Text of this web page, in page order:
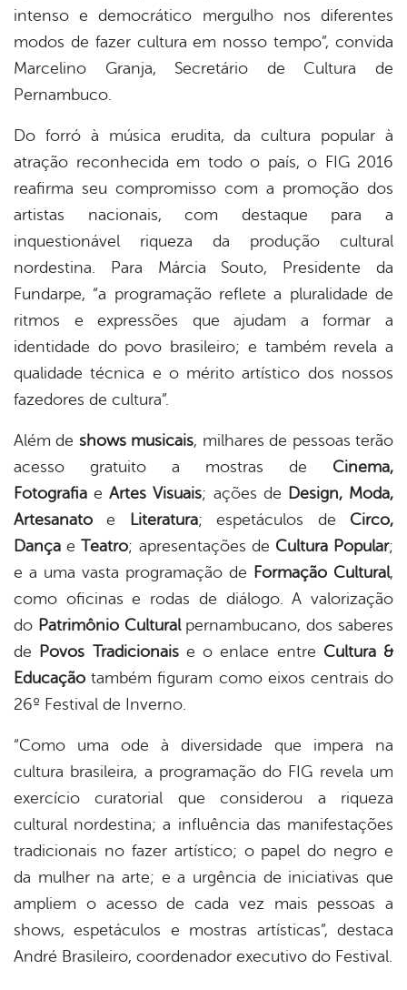
intenso e democrático mergulho nos diferentes
modos de fazer cultura em nosso tempo”, convida
Marcelino Granja, Secretário de Cultura de
Pernambuco.
Do forró à música erudita, da cultura popular à
atração reconhecida em todo o país, o FIG 2016
reafirma seu compromisso com a promoção dos
artistas nacionais, com destaque para a
inquestionável riqueza da produção cultural
nordestina. Para Márcia Souto, Presidente da
Fundarpe, “a programação reflete a pluralidade de
ritmos e expressões que ajudam a formar a
identidade do povo brasileiro; e também revela a
qualidade técnica e o mérito artístico dos nossos
fazedores de cultura”.
Além de shows musicais, milhares de pessoas terão
acesso gratuito a mostras de Cinema,
Fotografiae Artes Visuais; ações de Design, Moda,
Artesanato e Literatura; espetáculos de Circo,
Dançae Teatro; apresentações de Cultura Popular;
e a uma vasta programação de Formação Cultural,
como oficinas e rodas de diálogo. A valorização
do Patrimônio Culturalpernambucano, dos saberes
de Povos Tradicionaise o enlace entre Cultura &
Educação também figuram como eixos centrais do
26º Festival de Inverno.
“Como uma ode à diversidade que impera na
cultura brasileira, a programação do FIG revela um
exercício curatorial que considerou a riqueza
cultural nordestina; a influência das manifestações
tradicionais no fazer artístico; o papel do negro e
da mulher na arte; e a urgência de iniciativas que
ampliem o acesso de cada vez mais pessoas a
shows, espetáculos e mostras artísticas”, destaca
André Brasileiro, coordenador executivo do Festival.